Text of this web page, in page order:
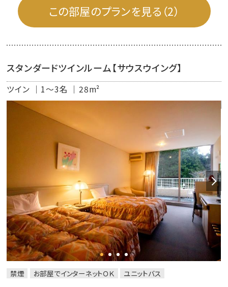
この部屋のプランを見る（2）
スタンダードツインルーム【サウスウイング】
ツイン 1～3名 28m²
禁煙 お部屋でインターネットＯＫ ユニットバス